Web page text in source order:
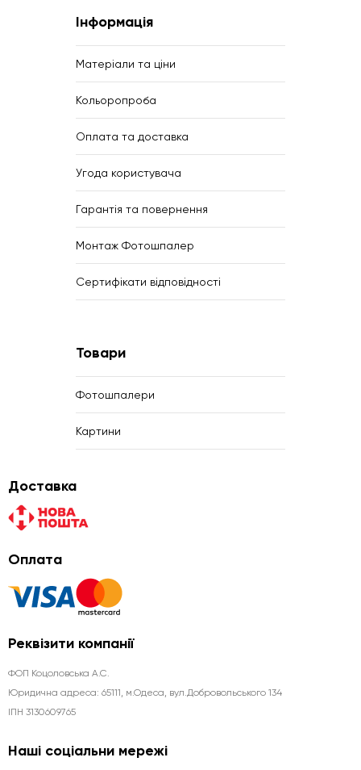
Інформація
Матеріали та ціни
Кольоропроба
Оплата та доставка
Угода користувача
Гарантія та повернення
Монтаж Фотошпалер
Сертифікати відповідності
Товари
Фотошпалери
Картини
Доставка
Оплата
Реквізити компанії
ФОП Коцоловська А.С.
Юридична aдреса: 65111, м.Одеса, вул.Добровольського 134
ІПН 3130609765
Наші соціальни мережі